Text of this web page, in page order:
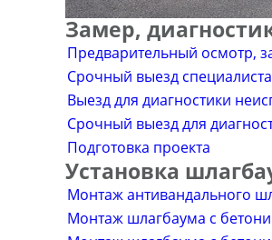
Замер,
Предварительный осмотр,
Срочный выезд
Выезд для диагностики
Срочный выезд для
Подготовка проекта
Установка
Монтаж антивандального
Монтаж шлагбаума с